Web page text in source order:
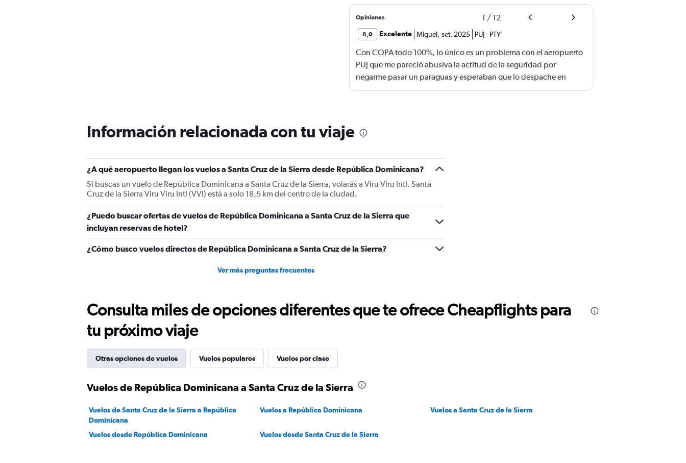
Opiniones 1 / 12
8,0 Excelente Miguel set. 2025 PUJ- PTY
Con COPA todo 100%, lo único es un problema con el aeropuerto
PUJ que me pareció abusiva la actitud de la seguridad por
negarme pasar un paraguas y esperaban que lo despache en
mostrador de COPA como si fuese un equipaje. Lo más insólito es
venden paraguas. Hasta donde y en nombre de la “seguridad”,
Información relacionada con tu viaje
¿A qué aeropuerto llegan los vuelos a Santa Cruz de la Sierra desde República Dominicana?
Si buscas un vuelo de República Dominicana a Santa Cruz de la Sierra, volarás a Viru Viru Intl. Santa
Cruz de la Sierra Viru Viru Intl (VVI) está a solo 18,5 km del centro de la ciudad.
¿Puedo buscar ofertas de vuelos de República Dominicana a Santa Cruz de la Sierra que
incluyan reservas de hotel?
¿Cómo busco vuelos directos de República Dominicana a Santa Cruz de la Sierra?
Ver más preguntas frecuentes
Consulta miles de opciones diferentes que te ofrece Cheapflights para
tu próximo viaje
Otras opciones de vuelos Vuelos populares Vuelos por clase
Vuelos de República Dominicana a Santa Cruz de la Sierra
Vuelos de Santa Cruz de la Sierra a República
Dominicana
Vuelos a República Dominicana Vuelos a Santa Cruz de la Sierra
Vuelos desde República Dominicana Vuelos desde Santa Cruz de la Sierra